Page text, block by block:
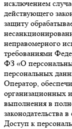
исключением
действующего
защиту
неправомерного
требованиями
ФЗ «О
персональных
Оператор,
организационных
выполнения в
законодательства
Доступ к